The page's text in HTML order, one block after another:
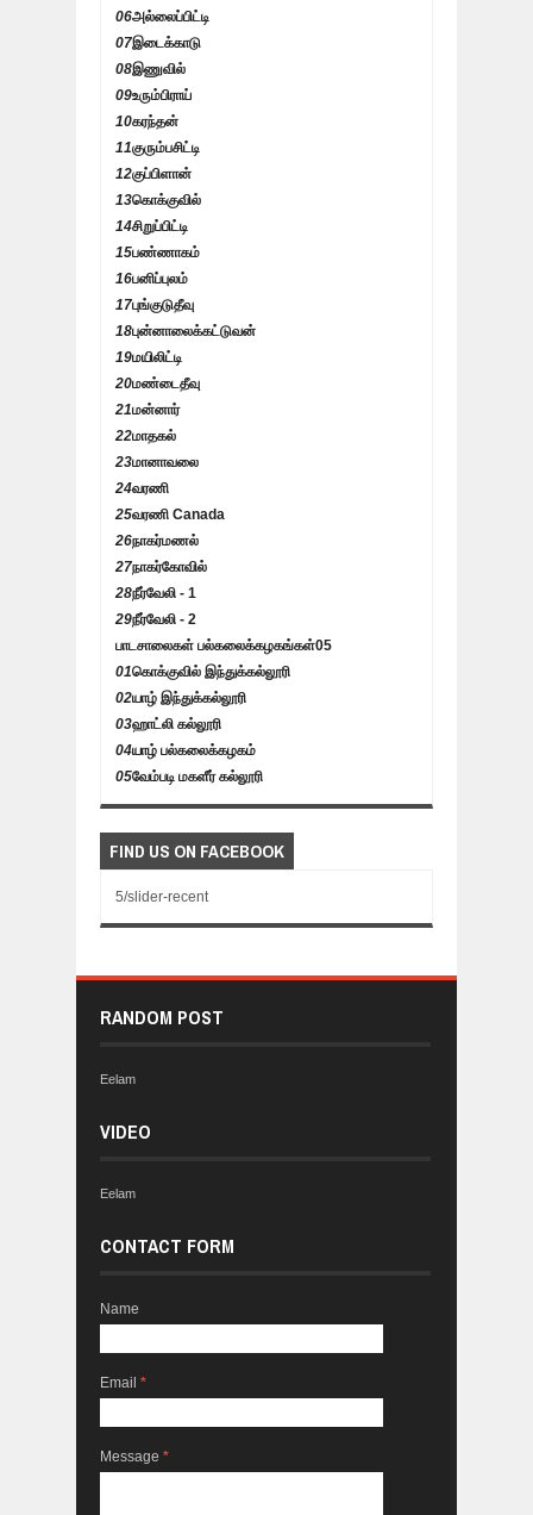
06அல்லைப்பிட்டி
07இடைக்காடு
08இணுவில்
09உரும்பிராய்
10கரந்தன்
11குரும்பசிட்டி
12குப்பிளான்
13கொக்குவில்
14சிறுப்பிட்டி
15பண்ணாகம்
16பனிப்புலம்
17புங்குடுதீவு
18புன்னாலைக்கட்டுவன்
19மயிலிட்டி
20மண்டைதீவு
21மன்னார்
22மாதகல்
23மானாவலை
24வரணி
25வரணி Canada
26நாகர்மணல்
27நாகர்கோவில்
28நீர்வேலி - 1
29நீர்வேலி - 2
பாடசாலைகள் பல்கலைக்கழகங்கள்05
01கொக்குவில் இந்துக்கல்லூரி
02யாழ் இந்துக்கல்லூரி
03ஹாட்லி கல்லூரி
04யாழ் பல்கலைக்கழகம்
05வேம்படி மகளீர் கல்லூரி
FIND US ON FACEBOOK
5/slider-recent
RANDOM POST
Eelam
VIDEO
Eelam
CONTACT FORM
Name
Email *
Message *